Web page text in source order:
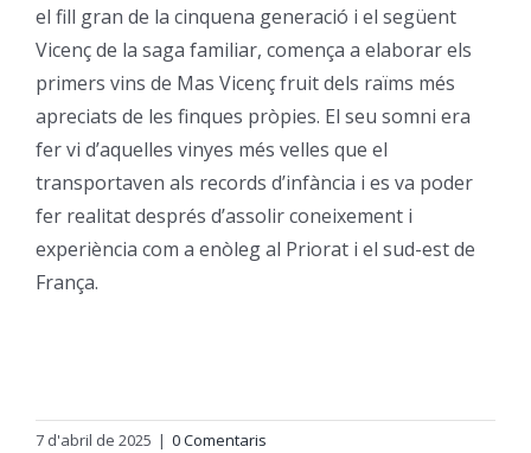
el fill gran de la cinquena generació i el següent
Vicenç de la saga familiar, comença a elaborar els
primers vins de Mas Vicenç fruit dels raïms més
apreciats de les finques pròpies. El seu somni era
fer vi d’aquelles vinyes més velles que el
transportaven als records d’infància i es va poder
fer realitat després d’assolir coneixement i
experiència com a enòleg al Priorat i el sud-est de
França.
7 d'abril de 2025 | 0 Comentaris